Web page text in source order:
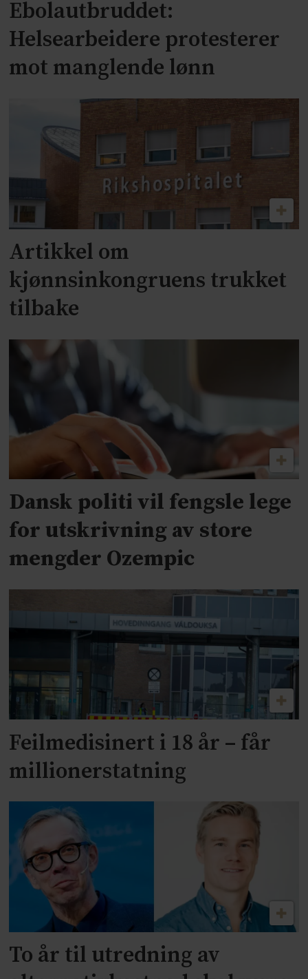
Ebolautbruddet:
Helsearbeidere protesterer
mot manglende lønn
Artikkel om
kjønnsinkongruens trukket
tilbake
Dansk politi vil fengsle lege
for utskrivning av store
mengder Ozempic
Feilmedisinert i 18 år – får
millionerstatning
To år til utredning av